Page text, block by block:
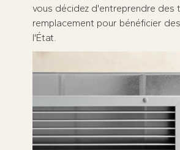
vous décidez d'entreprendre des
remplacement pour bénéficier
l'État.